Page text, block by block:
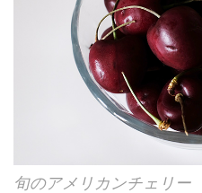
旬のアメリカンチェリー